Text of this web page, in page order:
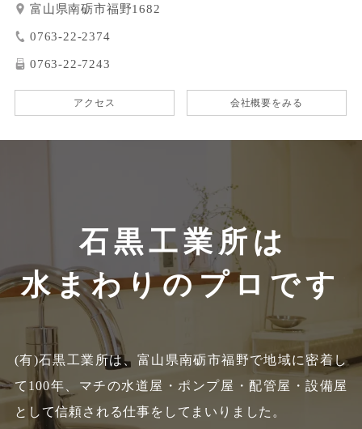
富山県南砺市福野1682
0763-22-2374
0763-22-7243
アクセス 会社概要をみる
石黒工業所は
水まわりのプロです
(有)石黒工業所は、富山県南砺市福野で地域に密着し
て100年、 マチの水道屋・ポンプ屋・配管屋・設備屋
として信頼される仕事をしてまいりました。